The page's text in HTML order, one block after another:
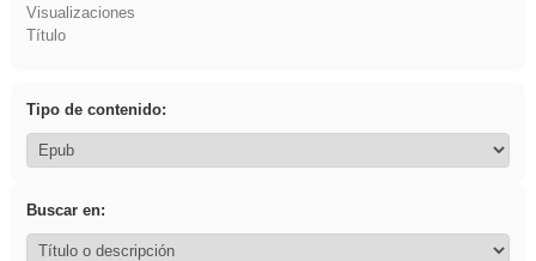
Visualizaciones
Título
Tipo de contenido:
Buscar en: